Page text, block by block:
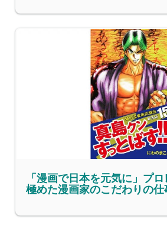
「漫画で日本を元気に」プ
極めた漫画家のこだわりの仕